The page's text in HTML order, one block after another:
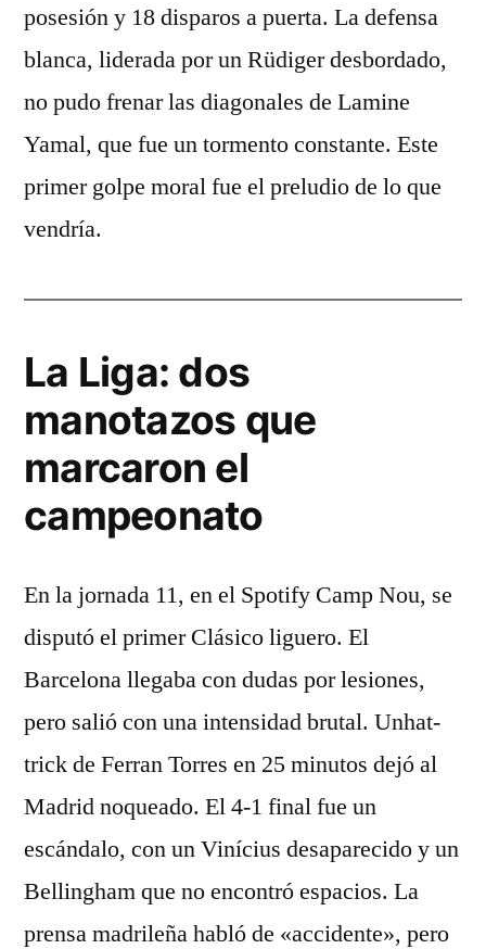
posesión y 18 disparos a puerta. La defensa
blanca, liderada por un Rüdiger desbordado,
no pudo frenar las diagonales de Lamine
Yamal, que fue un tormento constante. Este
primer golpe moral fue el preludio de lo que
vendría.
La Liga: dos
manotazos que
marcaron el
campeonato
En la jornada 11, en el Spotify Camp Nou, se
disputó el primer Clásico liguero. El
Barcelona llegaba con dudas por lesiones,
pero salió con una intensidad brutal. Unhat-
trick de Ferran Torres en 25 minutos dejó al
Madrid noqueado. El 4-1 final fue un
escándalo, con un Vinícius desaparecido y un
Bellingham que no encontró espacios. La
prensa madrileña habló de «accidente», pero